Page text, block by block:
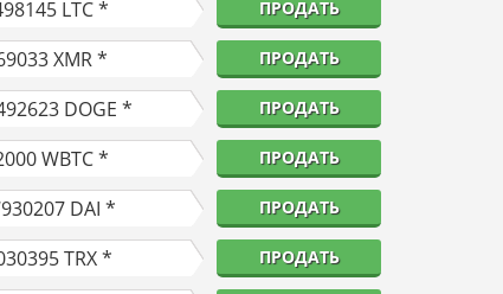
LTC * ПРОДАТЬ
XMR * ПРОДАТЬ
DOGE * ПРОДАТЬ
WBTC * ПРОДАТЬ
DAI * ПРОДАТЬ
TRX * ПРОДАТЬ